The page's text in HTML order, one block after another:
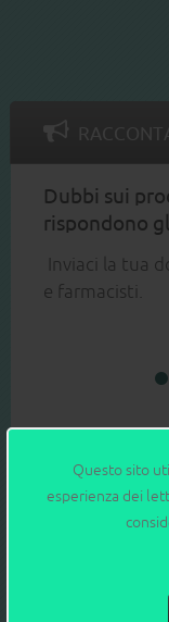
Questo sito
esperienza dei
Dubbi sui
rispondono
Inviaci la tua
e farmacisti.
Archivio:
"Attacco
tornato a